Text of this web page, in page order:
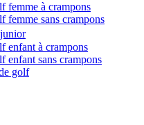
femme à crampons
femme sans crampons
enfant à crampons
enfant sans crampons
golf